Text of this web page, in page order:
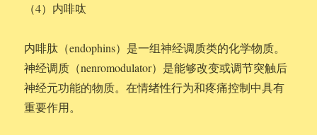
（4）内啡呔
内啡肽（endophins）是一组神经调质类的化学物质。
神经调质（nenromodulator）是能够改变或调节突触后
神经元功能的物质。在情绪性行为和疼痛控制中具有
重要作用。